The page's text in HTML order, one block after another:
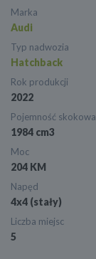
Marka
Audi
Typ nadwozia
Hatchback
Rok produkcji
2022
Pojemność skokowa
1984 cm3
Moc
204 KM
Napęd
4x4 (stały)
Liczba miejsc
5